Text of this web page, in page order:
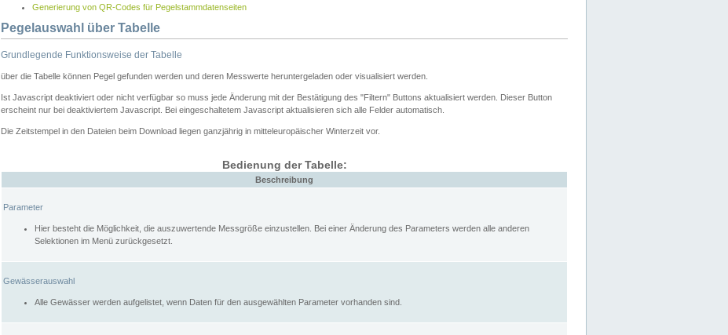
Generierung von QR-Codes für Pegelstammdatenseiten
Pegelauswahl über Tabelle
Grundlegende Funktionsweise der Tabelle
über die Tabelle können Pegel gefunden werden und deren Messwerte heruntergeladen oder visualisiert werden.
Ist Javascript deaktiviert oder nicht verfügbar so muss jede Änderung mit der Bestätigung des "Filtern" Buttons aktualisiert werden. Dieser Button
erscheint nur bei deaktiviertem Javascript. Bei eingeschaltetem Javascript aktualisieren sich alle Felder automatisch.
Die Zeitstempel in den Dateien beim Download liegen ganzjährig in mitteleuropäischer Winterzeit vor.
Bedienung der Tabelle:
Beschreibung
Parameter
Hier besteht die Möglichkeit, die auszuwertende Messgröße einzustellen. Bei einer Änderung des Parameters werden alle anderen
Selektionen im Menü zurückgesetzt.
Gewässerauswahl
Alle Gewässer werden aufgelistet, wenn Daten für den ausgewählten Parameter vorhanden sind.